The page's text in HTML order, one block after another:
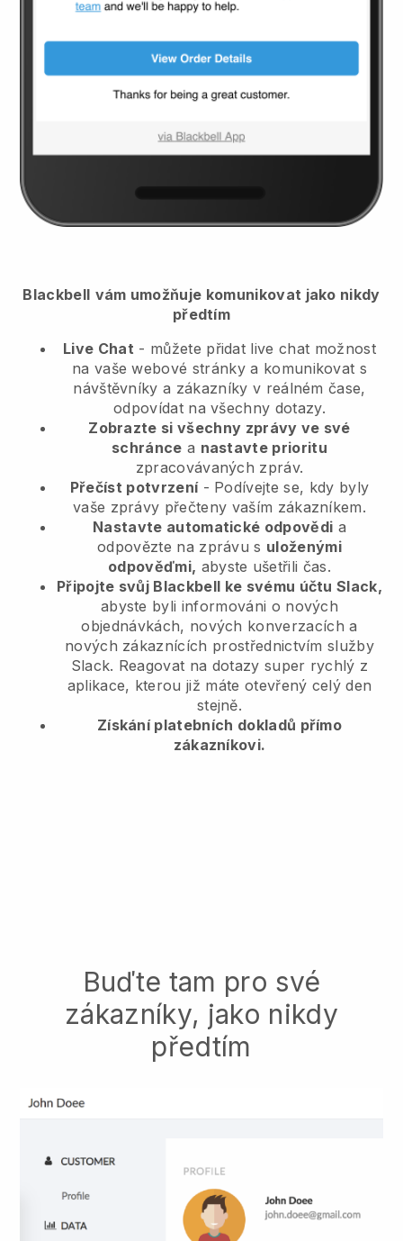
Blackbell vám umožňuje komunikovat jako nikdy
předtím
Live Chat - můžete přidat live chat možnost
na vaše webové stránky a komunikovat s
návštěvníky a zákazníky v reálném čase,
odpovídat na všechny dotazy.
Zobrazte si všechny zprávy ve své
schránce a nastavte prioritu
zpracovávaných zpráv.
Přečíst potvrzení- Podívejte se, kdy byly
vaše zprávy přečteny vaším zákazníkem.
Nastavte automatické odpovědi a
odpovězte na zprávu s uloženými
odpověďmi, abyste ušetřili čas.
Připojte svůj Blackbell ke svému účtu Slack,
abyste byli informováni o nových
objednávkách, nových konverzacích a
nových zákaznících prostřednictvím služby
Slack. Reagovat na dotazy super rychlý z
aplikace, kterou již máte otevřený celý den
stejně.
Získání platebních dokladů přímo
zákazníkovi.
Buďte tam pro své
zákazníky, jako nikdy
předtím